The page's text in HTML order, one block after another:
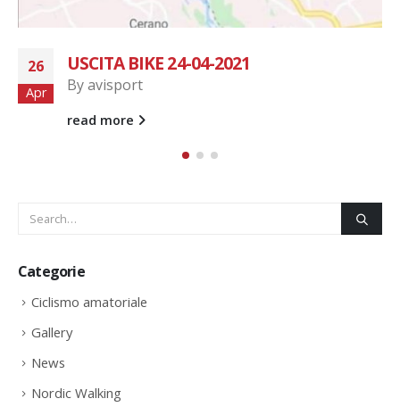
05
Mag
STRALEGNANESE 1 MAGGIO 2022
Byavisport
read more
Categorie
Ciclismo amatoriale
Gallery
News
Nordic Walking